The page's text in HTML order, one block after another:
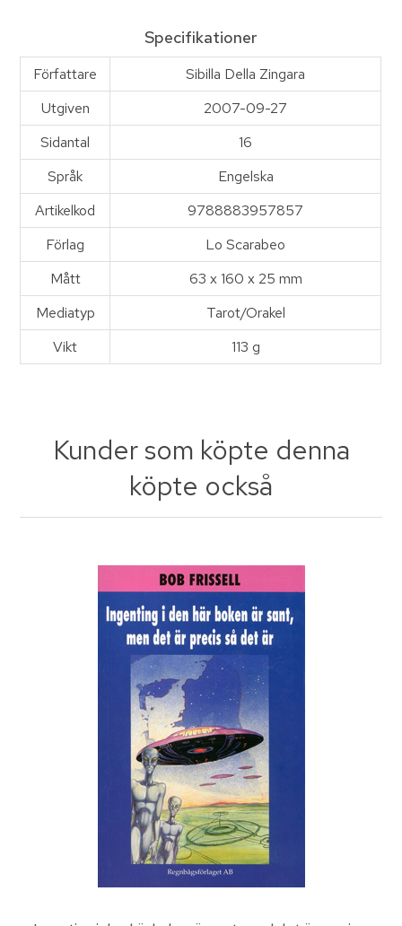
Specifikationer
Författare
Sibilla Della Zingara
Utgiven
2007-09-27
Sidantal
16
Språk
Engelska
Artikelkod
9788883957857
Förlag
Lo Scarabeo
Mått
63 x 160 x 25 mm
Mediatyp
Tarot/Orakel
Vikt
113 g
Kunder som köpte denna
köpte också